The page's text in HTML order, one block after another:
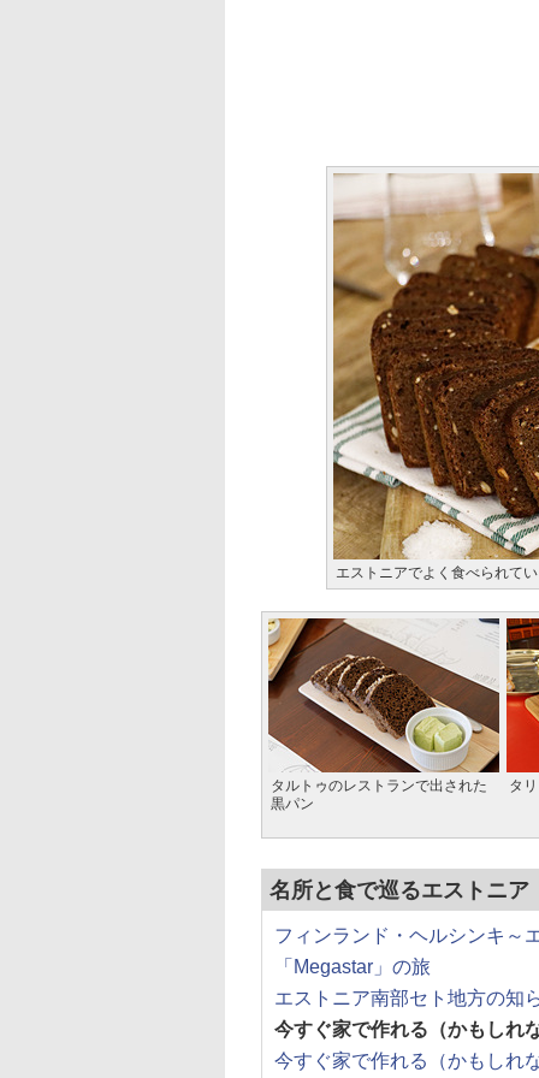
エストニアでよく食べられて
タルトゥのレストランで出された
黒パン
タ
名所と食で巡るエストニア
フィンランド・ヘルシンキ～
「Megastar」の旅
エストニア南部セト地方の知
今すぐ家で作れる（かもしれ
今すぐ家で作れる（かもしれ